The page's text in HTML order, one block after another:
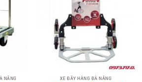
NẴNG XE ĐẨY HÀNG ĐÀ NẴNG